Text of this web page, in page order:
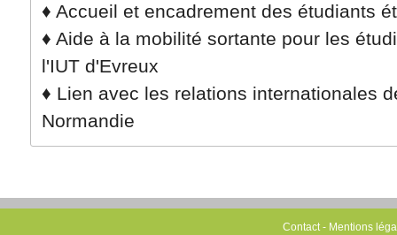
♦ Accueil et encadrement des étudiants
♦ Aide à la mobilité sortante pour les
l'IUT d'Evreux
♦ Lien avec les relations internationales
Normandie
Contact - Mentions